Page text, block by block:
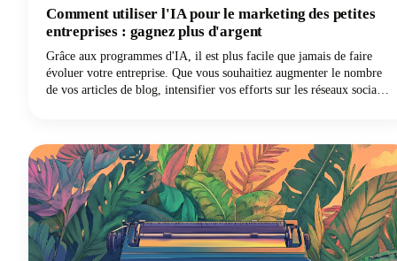
Comment utiliser l'IA pour le marketing des petites
entreprises : gagnez plus d'argent
Grâce aux programmes d'IA, il est plus facile que jamais de faire
évoluer votre entreprise. Que vous souhaitiez augmenter le nombre
de vos articles de blog, intensifier vos efforts sur les réseaux sociaux
article, nous expliquons comment utiliser l'IA pour le marketing des
petites entreprises afin que vous puissiez gagner plus d'argent pour
vos efforts.